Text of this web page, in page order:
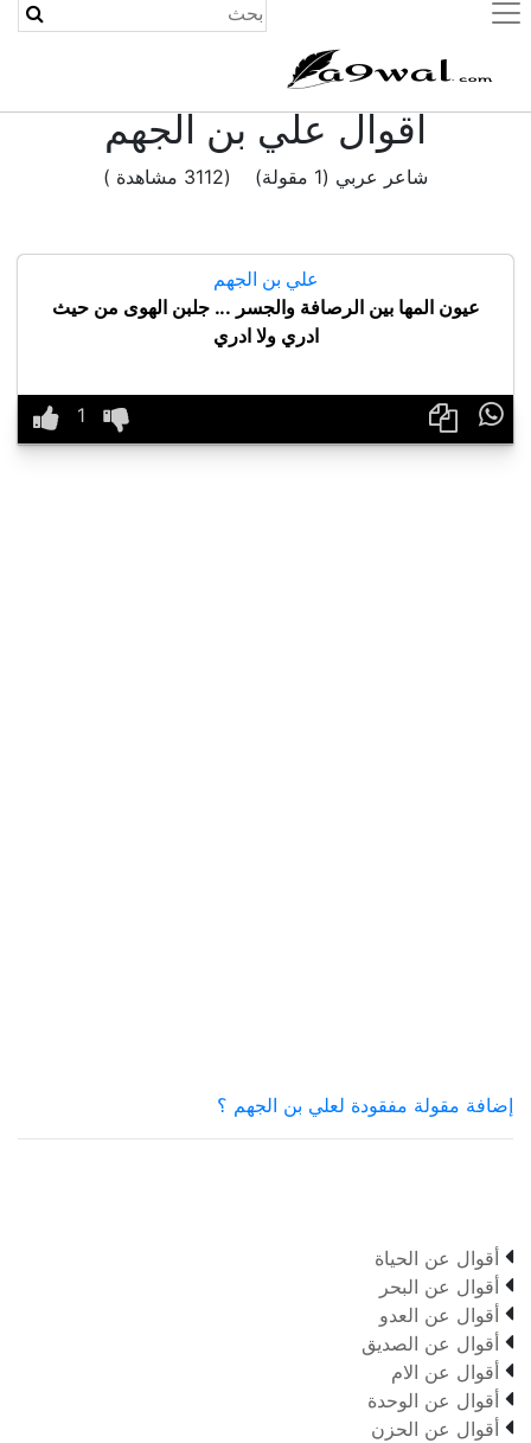
(current)
اقوال علي بن الجهم
شاعر عربي (1 مقولة) (3112 مشاهدة )
علي بن الجهم
عيون المها بين الرصافة والجسر ... جلبن الهوى من حيث
ادري ولا ادري

إضافة مقولة مفقودة لعلي بن الجهم ؟
 أقوال عن الحياة
 أقوال عن البحر
 أقوال عن العدو
 أقوال عن الصديق
 أقوال عن الام
 أقوال عن الوحدة
 أقوال عن الحزن